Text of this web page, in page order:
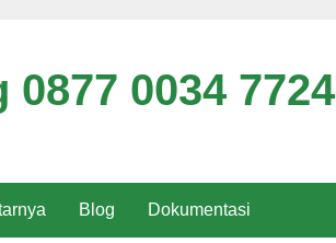
0034 7724
Blog Dokumentasi